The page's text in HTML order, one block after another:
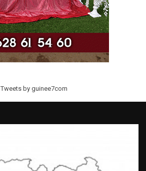
Tweets by guinee7com